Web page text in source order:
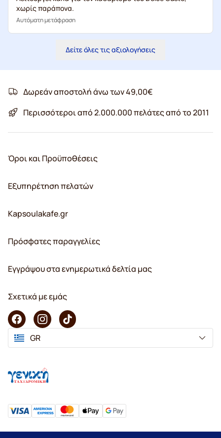
χωρίς παράπονα.
Αυτόματη μετάφραση
Δείτε όλες τις αξιολογήσεις
Δωρεάν αποστολή άνω των 49,00€
Περισσότεροι από 2.000.000 πελάτες από το 2011
Όροι και Προϋποθέσεις
Εξυπηρέτηση πελατών
Kapsoulakafe.gr
Πρόσφατες παραγγελίες
Εγγράψου στα ενημερωτικά δελτία μας
Σχετικά με εμάς
GR